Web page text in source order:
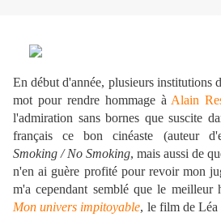
En début d'année, plusieurs institutions
mot pour rendre hommage à Alain
l'admiration sans bornes que suscite
français ce bon cinéaste (auteur
Smoking / No Smoking, mais aussi de
n'en ai guère profité pour revoir mon
m'a cependant semblé que le meilleur
Mon univers impitoyable, le film de Léa